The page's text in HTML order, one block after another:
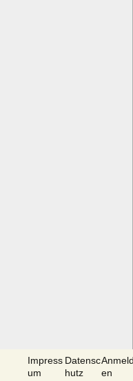
Impress
um
Datensc
hutz
en